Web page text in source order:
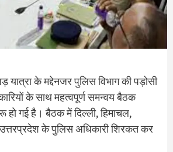
यात्रा के मद्देनजर पुलिस विभाग की पड़ोसी
के साथ महत्वपूर्ण समन्वय बैठक
गई है। बैठक में दिल्ली, हिमाचल,
उत्तरप्रदेश के पुलिस अधिकारी शिरकत कर